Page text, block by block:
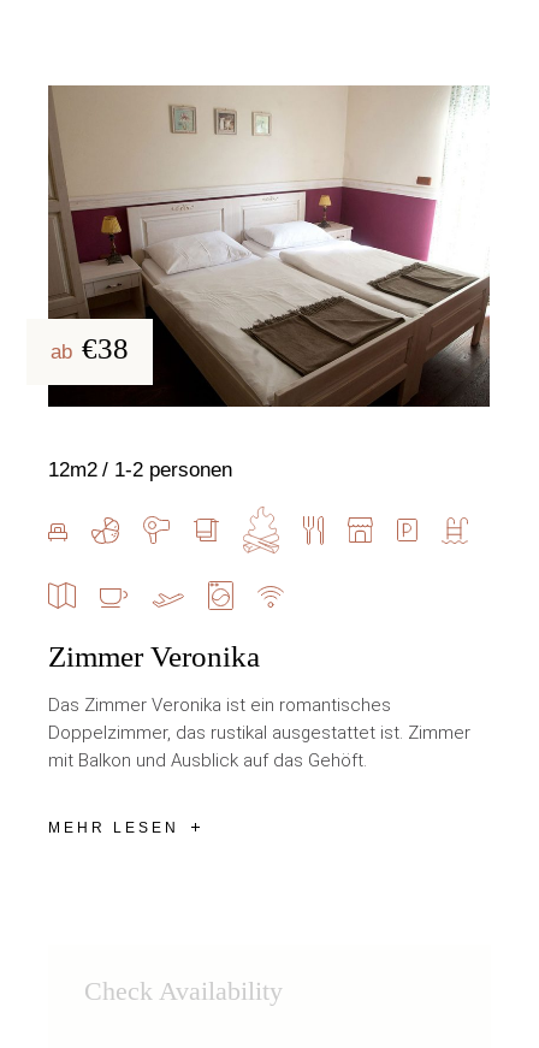
ab €38
Zimmer Veronika
Das Zimmer Veronika ist ein romantisches
Doppelzimmer, das rustikal ausgestattet ist. Zimmer
mit Balkon und Ausblick auf das Gehöft.
MEHR LESEN
12m2 1-2 personen
Check Availability